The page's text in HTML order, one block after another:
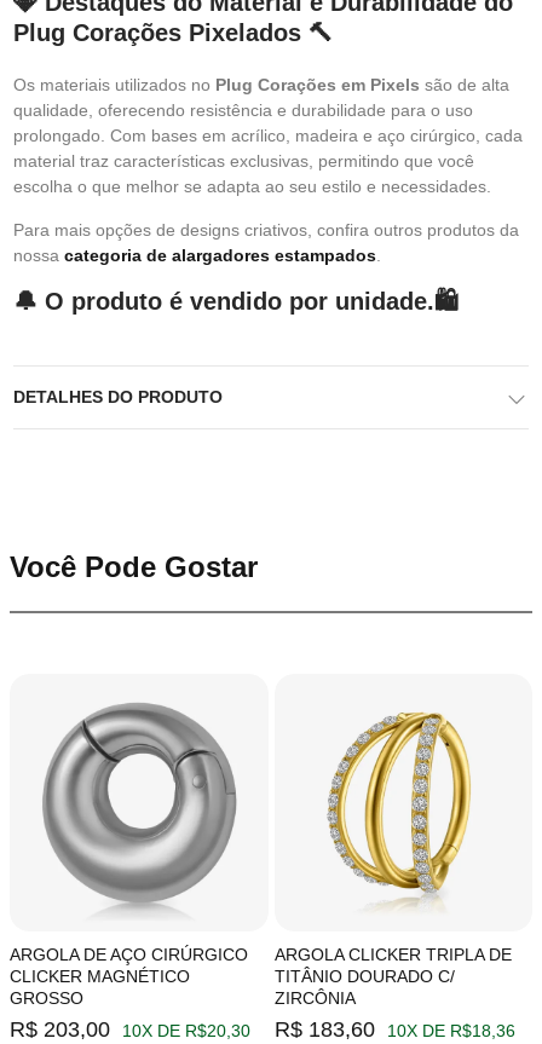
Plug Corações Pixelados 🔨
Os materiais utilizados no Plug Corações em Pixels são de alta
qualidade, oferecendo resistência e durabilidade para o uso
prolongado. Com bases em acrílico, madeira e aço cirúrgico, cada
material traz características exclusivas, permitindo que você
escolha o que melhor se adapta ao seu estilo e necessidades.
Para mais opções de designs criativos, confira outros produtos da
nossa categoria de alargadores estampados
🔔 O produto é vendido por unidade.🛍️
DETALHES DO PRODUTO
Você Pode Gostar
ARGOLA DE AÇO CIRÚRGICO
CLICKER MAGNÉTICO
GROSSO
R$ 203,00
10X DE R$20,30
ARGOLA CLICKER TRIPLA DE
TITÂNIO DOURADO C/
ZIRCÔNIA
R$ 183,60
10X DE R$18,36